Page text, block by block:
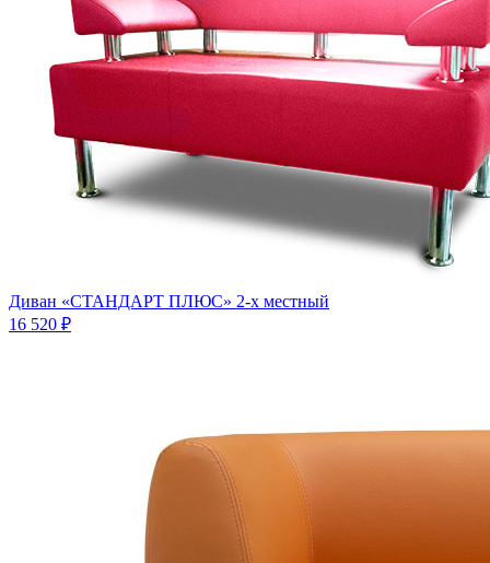
Диван «СТАНДАРТ ПЛЮС» 2-х местный
16 520 ₽